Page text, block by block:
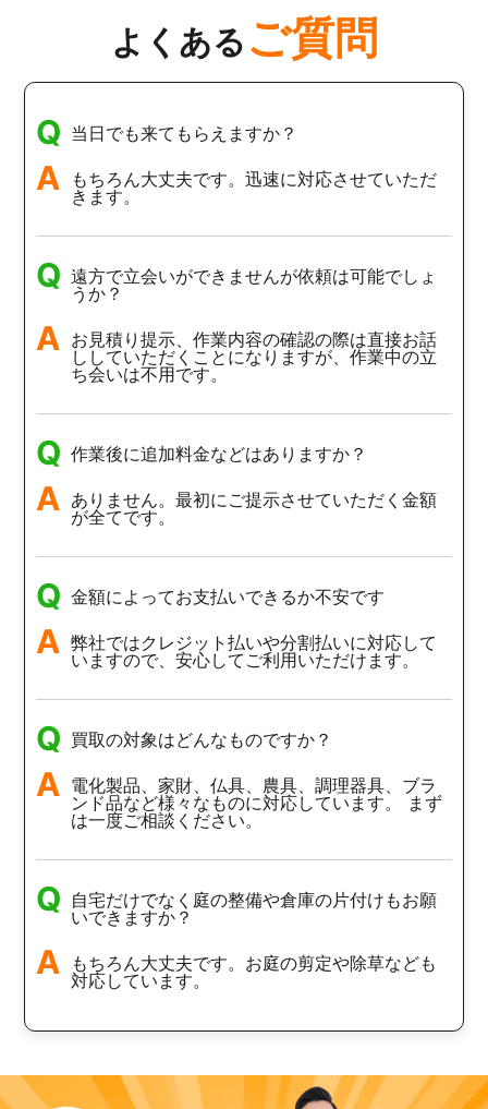
よくあるご質問
Q 当日でも来てもらえますか？
A
もちろん大丈夫です。迅速に対応させていただ
きます。
Q 遠方で立会いができませんが依頼は可能でしょ
うか？
A お見積り提示、作業内容の確認の際は直接お話
ししていただくことになりますが、作業中の立
ち会いは不用です。
Q 作業後に追加料金などはありますか？
A ありません。最初にご提示させていただく金額
が全てです。
Q 金額によってお支払いできるか不安です
A 弊社ではクレジット払いや分割払いに対応して
いますので、安心してご利用いただけます。
Q 買取の対象はどんなものですか？
A 電化製品、家財、仏具、農具、調理器具、ブラ
ンド品など様々なものに対応しています。 まず
は一度ご相談ください。
Q 自宅だけでなく庭の整備や倉庫の片付けもお願
いできますか？
A
もちろん大丈夫です。お庭の剪定や除草なども
対応しています。